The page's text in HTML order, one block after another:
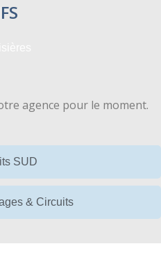
SUD
& Circuits
agence pour le moment.